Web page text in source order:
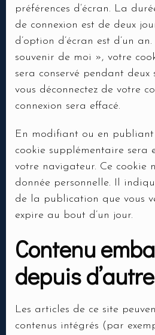
préférences d’écran. La
de connexion est de deux
d’option d’écran est d’un
souvenir de moi », votre
sera conservé pendant deux
vous déconnectez de votre
connexion sera effacé.
En modifiant ou en
cookie supplémentaire sera
votre navigateur. Ce cookie
donnée personnelle. Il
de la publication que vous
expire au bout d’un jour.
Contenu
depuis
Les articles de ce site
contenus intégrés (par